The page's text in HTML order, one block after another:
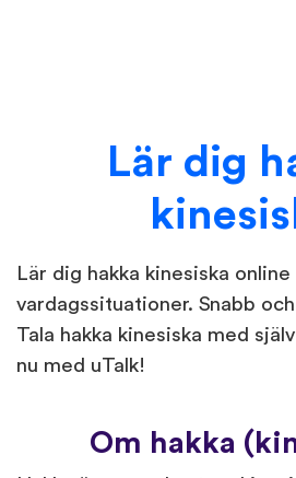
Lär dig
Lär dig hakka kinesiska
vardagssituationer. Snabb
Tala hakka kinesiska med
nu med uTalk!
Om hakka